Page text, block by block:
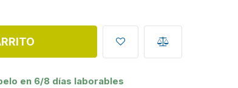
en 6/8 días laborables